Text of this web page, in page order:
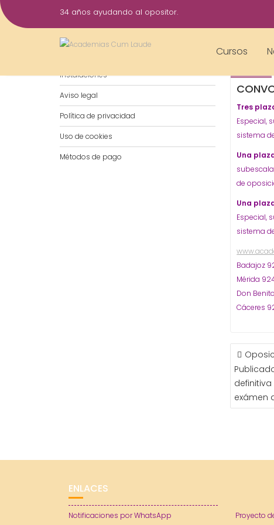
Saltar
al
34 años ayudando al opositor.
Cursos
10
Tres
Especial,
sistema
Una
de
Una
Especial,
sistema
Badajoz
Mérida
Don
Cáceres
DE
exámen
Instalaciones
Aviso legal
Política de privacidad
Uso de cookies
Métodos de pago
ENLACES
Notificaciones por WhatsApp
Proyecto